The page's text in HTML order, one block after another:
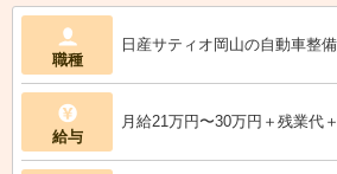
職種
日産サティオ岡山の自動車整
給与
月給21万円〜30万円＋残業代